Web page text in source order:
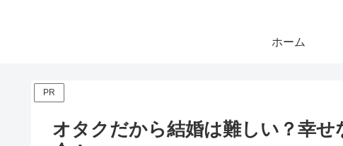
ホーム
PR
オタクだから結婚は難しい？幸